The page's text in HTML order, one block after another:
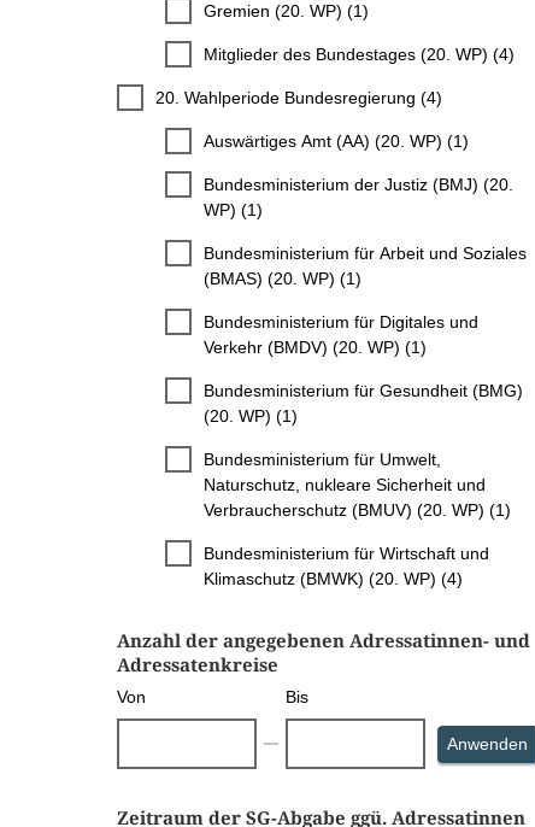
Gremien (20. WP) (1)
Mitglieder des Bundestages (20. WP) (4)
20. Wahlperiode Bundesregierung (4)
Auswärtiges Amt (AA) (20. WP) (1)
Bundesministerium der Justiz (BMJ) (20.
WP) (1)
Bundesministerium für Arbeit und Soziales
(BMAS) (20. WP) (1)
Bundesministerium für Digitales und
Verkehr (BMDV) (20. WP) (1)
Bundesministerium für Gesundheit (BMG)
(20. WP) (1)
Bundesministerium für Umwelt,
Naturschutz, nukleare Sicherheit und
Verbraucherschutz (BMUV) (20. WP) (1)
Bundesministerium für Wirtschaft und
Klimaschutz (BMWK) (20. WP) (4)
Anzahl der angegebenen Adressatinnen- und
Adressatenkreise
Von Bis
Anwenden
Zeitraum der SG-Abgabe ggü. Adressatinnen